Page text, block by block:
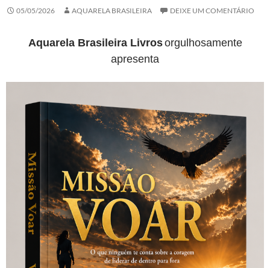
05/05/2026 AQUARELA BRASILEIRA DEIXE UM COMENTÁRIO
Aquarela Brasileira Livrosorgulhosamente
apresenta